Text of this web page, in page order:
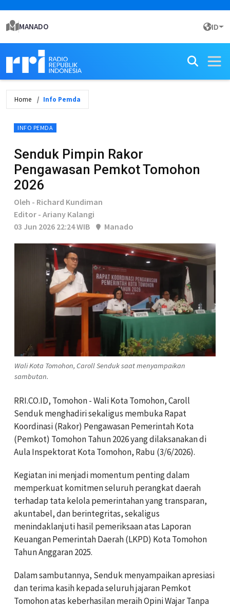
MANADO ID
Home Info Pemda
INFO PEMDA
Senduk Pimpin Rakor
Pengawasan Pemkot Tomohon
2026
Oleh - Richard Kundiman
Editor - Ariany Kalangi
03 Jun 2026 22:24 WIB
Manado
Wali Kota Tomohon, Caroll Senduk saat menyampaikan
sambutan.
RRI.CO.ID, Tomohon - Wali Kota Tomohon, Caroll
Senduk menghadiri sekaligus membuka Rapat
Koordinasi (Rakor) Pengawasan Pemerintah Kota
(Pemkot) Tomohon Tahun 2026 yang dilaksanakan di
Aula Inspektorat Kota Tomohon, Rabu (3/6/2026).
Kegiatan ini menjadi momentum penting dalam
memperkuat komitmen seluruh perangkat daerah
terhadap tata kelola pemerintahan yang transparan,
akuntabel, dan berintegritas, sekaligus
menindaklanjuti hasil pemeriksaan atas Laporan
Keuangan Pemerintah Daerah (LKPD) Kota Tomohon
Tahun Anggaran 2025.
Dalam sambutannya, Senduk menyampaikan apresiasi
dan terima kasih kepada seluruh jajaran Pemkot
Tomohon atas keberhasilan meraih Opini Wajar Tanpa